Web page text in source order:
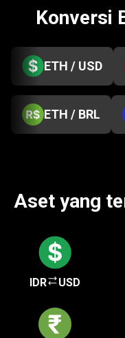
Konversi
ETH / USD
ETH / BRL
Aset yang
IDR USD